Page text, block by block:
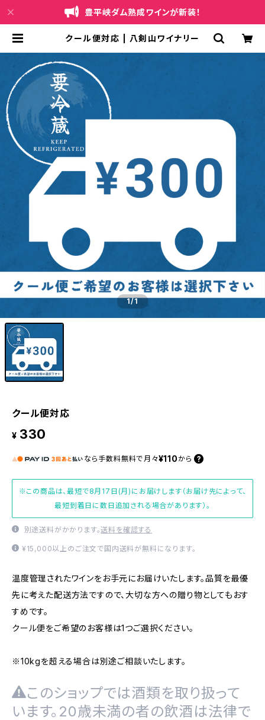
豊平峡ダム熟成ワインが新装！
クール便対応 | 八剣山ワイナリー
1/1
クール便対応
¥ 330
なら 手数料無料で 月々¥110 から
※この商品は、最短で8月17日(月)にお届けします（お届け先によって、
最短到着日に数日追加される場合があります）。
別途送料がかかります。送料を確認する
¥15,000以上のご注文で国内送料が無料になります。
温度管理されたワインをお手元にお届けいたします。品質を最優
先に考えた配送方法ですので、大切な方への贈り物としてもおす
すめです。
クール便をご希望のお客様は1つご選択ください。
※10kgを超える場合は別途ご相談いたします。
このショップでは酒類を取り扱って
います。20歳未満の者の飲酒は法律で